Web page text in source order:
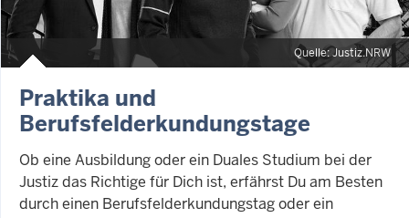
Quelle: Justiz.NRW
Praktika und
Berufsfelderkundungstage
Ob eine Ausbildung oder ein Duales Studium bei der
Justiz das Richtige für Dich ist, erfährst Du am Besten
durch einen Berufsfelderkundungstag oder ein